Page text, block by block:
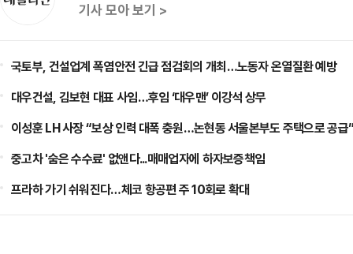
기사 모아 보기 >
국토부, 건설업계 폭염안전 긴급 점검회의 개최…노동자 온열질환 예방
대우건설, 김보현 대표 사임…후임 ‘대우맨’ 이강석 상무
이성훈 LH 사장 “보상 인력 대폭 충원…논현동 서울본부도 주택으로 공급
중고차 '숨은 수수료' 없앤다...매매업자에 하자보증책임
프라하 가기 쉬워진다…체코 항공편 주 10회로 확대